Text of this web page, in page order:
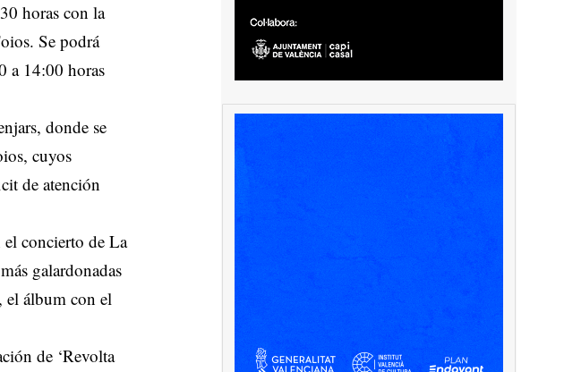
horas con la
Se podrá
a 14:00 horas
donde se
cuyos
de atención
el concierto de La
galardonadas
el álbum con el
de ‘Revolta